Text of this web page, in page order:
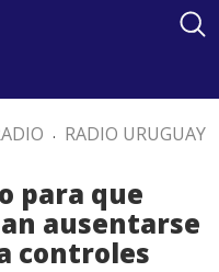
. RADIO URUGUAY
para que
ausentarse
controles